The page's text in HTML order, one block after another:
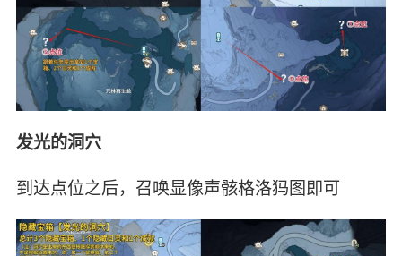
发光的洞穴
到达点位之后，召唤显像声骸格洛犸图即可